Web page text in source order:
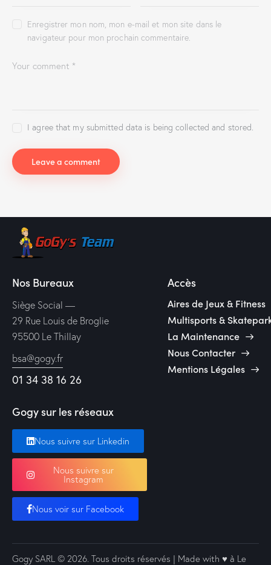
Enregistrer mon nom, mon e-mail et mon site dans le
navigateur pour mon prochain commentaire.
I agree that my submitted data is being collected and stored.
Nos Bureaux
Siège Social —
29 Rue Louis de Broglie
95500 Le Thillay
bsa@gogy.fr
01 34 38 16 26
Accès
Aires de Jeux & Fitness
Multisports &
La Maintenance
Nous Contacter
Mentions Légales
Gogy sur les réseaux
Nous suivre sur Linkedin
Nous suivre sur
Instagram
Nous voir sur Facebook
Gogy SARL © 2026. Tous droits réservés | Made with ♥️ à Le